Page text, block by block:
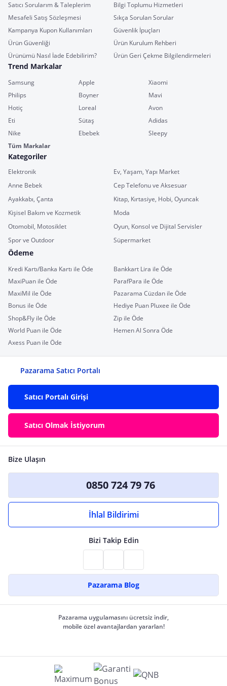
Satıcı Sorularım & Taleplerim
Bilgi Toplumu Hizmetleri
Mesafeli Satış Sözleşmesi
Sıkça Sorulan Sorular
Kampanya Kupon Kullanımları
Güvenlik İpuçları
Ürün Güvenliği
Ürün Kurulum Rehberi
Ürünümü Nasıl İade Edebilirim?
Ürün Geri Çekme Bilgilendirmeleri
Trend Markalar
Samsung Apple
Xiaomi
Philips
Boyner
Mavi
Hotiç
Loreal
Avon
Eti
Sütaş
Adidas
Nike
Ebebek
Sleepy
Tüm Markalar
Kategoriler
Elektronik
Ev, Yaşam, Yapı Market
Anne Bebek
Cep Telefonu ve Aksesuar
Ayakkabı, Çanta
Kitap, Kırtasiye, Hobi, Oyuncak
Kişisel Bakım ve Kozmetik
Moda
Otomobil, Motosiklet
Oyun, Konsol ve Dijital Servisler
Spor ve Outdoor
Süpermarket
Ödeme
Kredi Kartı/Banka Kartı ile Öde
Bankkart Lira ile Öde
MaxiPuan ile Öde
ParafPara ile Öde
MaxiMil ile Öde
Pazarama Cüzdan ile Öde
Bonus ile Öde
Hediye Puan Pluxee ile Öde
Shop&Fly ile Öde
Zip ile Öde
World Puan ile Öde
Hemen Al Sonra Öde
Axess Puan ile Öde
Pazarama Satıcı Portalı
Satıcı Portalı Girişi
Satıcı Olmak İstiyorum
Bize Ulaşın
0850 724 79 76
İhlal Bildirimi
Bizi Takip Edin
Pazarama Blog
Pazarama uygulamasını ücretsiz indir,
mobile özel avantajlardan yararlan!